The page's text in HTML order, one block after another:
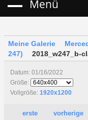
Menü
Meine Galerie
247)
2018_w247_b-
Datum: 01/16/2022
Größe:
Vollgröße: 1920x1200
erste vorherige